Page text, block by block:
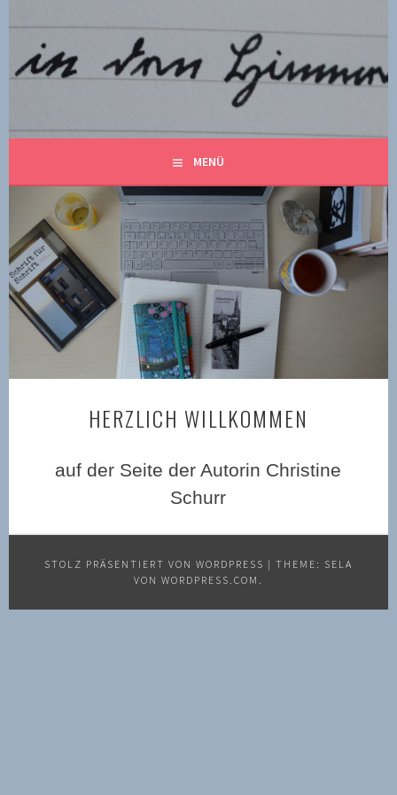
zum
Inhalt
CHRISTINE SCHURR
MENÜ
HERZLICH WILLKOMMEN
auf der Seite der Autorin Christine
Schurr
STOLZ PRÄSENTIERT VON WORDPRESS | THEME: SELA
VON WORDPRESS.COM